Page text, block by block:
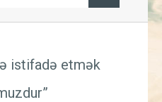
İqtisadiyyat
istifadə etmək